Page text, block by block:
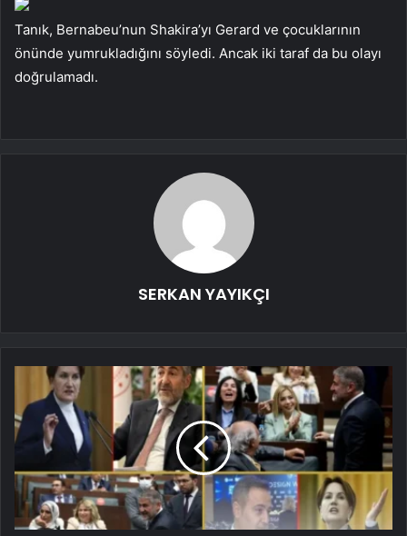
Tanık, Bernabeu’nun Shakira’yı Gerard ve çocuklarının
önünde yumrukladığını söyledi. Ancak iki taraf da bu olayı
doğrulamadı.
SERKAN YAYIKÇI